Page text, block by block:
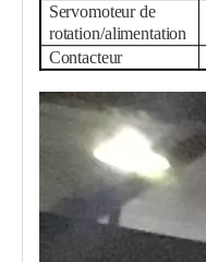
Servomoteur de
rotation/alimentation
Contacteur